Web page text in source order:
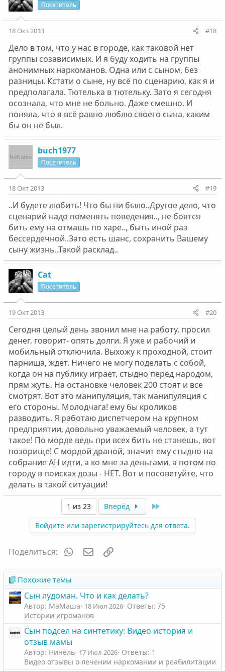
Посетитель
18 Окт 2013 #18
Дело в том, что у нас в городе, как таковой нет
группы созависимых. И я буду ходить на группы
анонимных наркоманов. Одна или с сыном, без
разницы. Кстати о сыне, ну всё по сценарию, как я и
предполагала. Тютелька в тютельку. Зато я сегодня
осознала, что мне не больно. Даже смешно. И
поняла, что я всё равно люблю своего сына, каким
бы он не был.
buch1977
Посетитель
18 Окт 2013 #19
..И будете любить! Что бы ни было..Другое дело, что
сценарий надо поменять поведения.., не боятся
бить ему на отмашь по харе.., быть иной раз
бессердечной..Зато есть шанс, сохранить Вашему
сыну жизнь..Такой расклад..
Cat
Посетитель
19 Окт 2013 #20
Сегодня целый день звонил мне на работу, просил
денег, говорит- опять долги. Я уже и рабочий и
мобильный отключила. Выхожу к проходной, стоит
парниша, ждёт. Ничего не могу поделать с собой,
когда он на публику играет, стыдно перед народом,
прям жуть. На остановке человек 200 стоят и все
смотрят. Вот это манипуляция, так манипуляция с
его стороны. Молодчага! ему бы кроликов
разводить. Я работаю диспетчером на крупном
предприятии, довольно уважаемый человек, а тут
такое! По морде ведь при всех бить не станешь, вот
позорище! С мордой драной, значит ему стыдно на
собрание АН идти, а ко мне за деньгами, а потом по
городу в поисках дозы - НЕТ. Вот и посоветуйте, что
делать в такой ситуации!
1 из 23 Вперёд
Войдите или зарегистрируйтесь для ответа.
Поделиться: WhatsAppЭлектронная почта
Похожие темы
Сын лудоман. Что и как делать?
Автор: МаМаша 18 Июл 2026 Ответы: 75
Истории игроманов
Сын подсел на синтетику: Видео история и
отзыв мамы
Автор: Нинель 17 Июл 2026 Ответы: 1
Видео отзывы о лечении наркомании и реабилитации